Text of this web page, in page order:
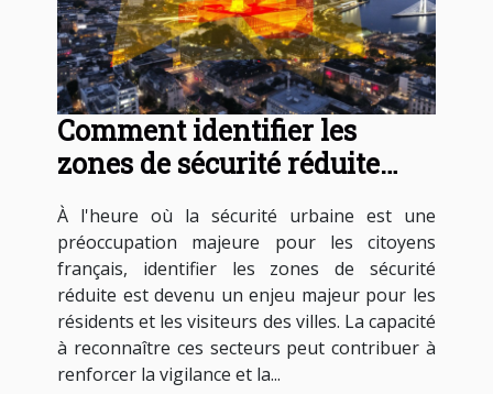
Comment identifier les
zones de sécurité réduite
dans les villes françaises
À l'heure où la sécurité urbaine est une
préoccupation majeure pour les citoyens
français, identifier les zones de sécurité
réduite est devenu un enjeu majeur pour les
résidents et les visiteurs des villes. La capacité
à reconnaître ces secteurs peut contribuer à
renforcer la vigilance et la...